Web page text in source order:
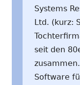
Systems
Ltd. (kurz:
seit den
Software